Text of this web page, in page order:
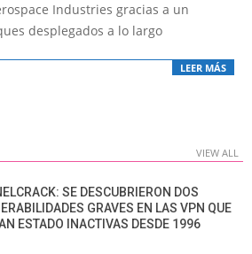
Industries gracias a un
desplegados a lo largo
LEER MÁS
VIEW ALL
SE DESCUBRIERON DOS
GRAVES EN LAS VPN QUE
ESTADO INACTIVAS DESDE 1996